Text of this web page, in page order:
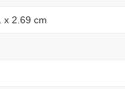
x 2.69 cm